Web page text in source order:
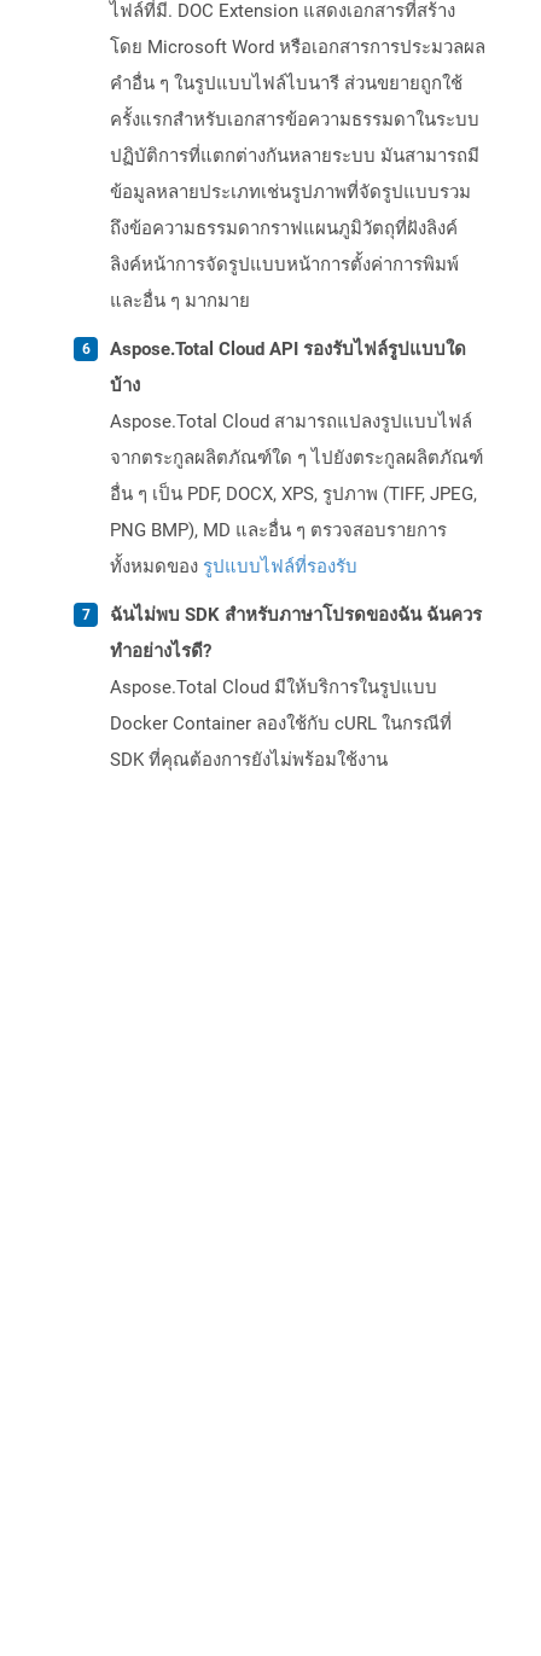
ไฟล์ที่มี. DOC Extension แสดงเอกสารที่สร้าง
โดย Microsoft Word หรือเอกสารการประมวลผล
คำอื่น ๆ ในรูปแบบไฟล์ไบนารี ส่วนขยายถูกใช้
ครั้งแรกสำหรับเอกสารข้อความธรรมดาในระบบ
ปฏิบัติการที่แตกต่างกันหลายระบบ มันสามารถมี
ข้อมูลหลายประเภทเช่นรูปภาพที่จัดรูปแบบรวม
ถึงข้อความธรรมดากราฟแผนภูมิวัตถุที่ฝังลิงค์
ลิงค์หน้าการจัดรูปแบบหน้าการตั้งค่าการพิมพ์
และอื่น ๆ มากมาย
Aspose.Total Cloud API รองรับไฟล์รูปแบบใด
บ้าง
Aspose.Total Cloud สามารถแปลงรูปแบบไฟล์
จากตระกูลผลิตภัณฑ์ใด ๆ ไปยังตระกูลผลิตภัณฑ์
อื่น ๆ เป็น PDF, DOCX, XPS, รูปภาพ (TIFF, JPEG,
PNG BMP), MD และอื่น ๆ ตรวจสอบรายการ
ทั้งหมดของ รูปแบบไฟล์ที่รองรับ
ฉันไม่พบ SDK สำหรับภาษาโปรดของฉัน ฉันควร
ทำอย่างไรดี?
Aspose.Total Cloud มีให้บริการในรูปแบบ
Docker Container ลองใช้กับ cURL ในกรณีที่
SDK ที่คุณต้องการยังไม่พร้อมใช้งาน